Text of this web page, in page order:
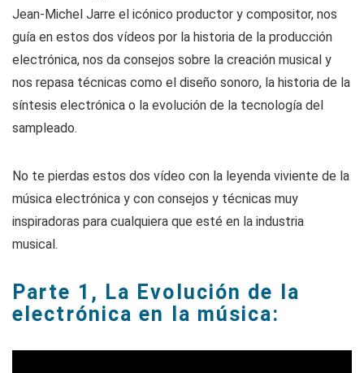
Jean-Michel Jarre el icónico productor y compositor, nos
guía en estos dos vídeos por la historia de la producción
electrónica, nos da consejos sobre la creación musical y
nos repasa técnicas como el diseño sonoro, la historia de la
síntesis electrónica o la evolución de la tecnología del
sampleado.
No te pierdas estos dos vídeo con la leyenda viviente de la
música electrónica y con consejos y técnicas muy
inspiradoras para cualquiera que esté en la industria
musical.
Parte 1, La Evolución de la
electrónica en la música: